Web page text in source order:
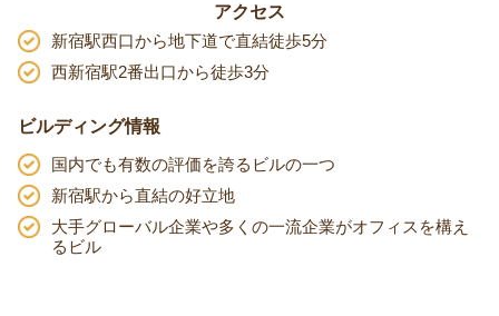
アクセス
新宿駅西口から地下道で直結徒歩5分
西新宿駅2番出口から徒歩3分
ビルディング情報
国内でも有数の評価を誇るビルの一つ
新宿駅から直結の好立地
大手グローバル企業や多くの一流企業がオフィスを構え
るビル